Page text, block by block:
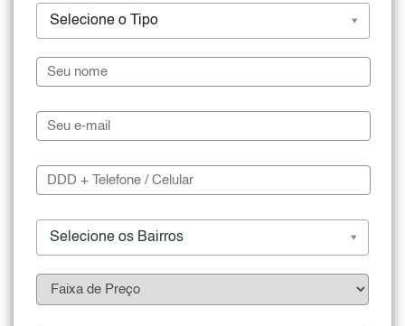
Selecione o Tipo
Selecione os Bairros